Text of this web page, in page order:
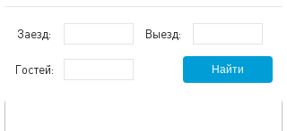
Заезд: Выезд:
Гостей: Найти